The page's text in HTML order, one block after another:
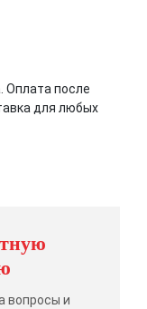
Оплата после
для любых
вопросы и